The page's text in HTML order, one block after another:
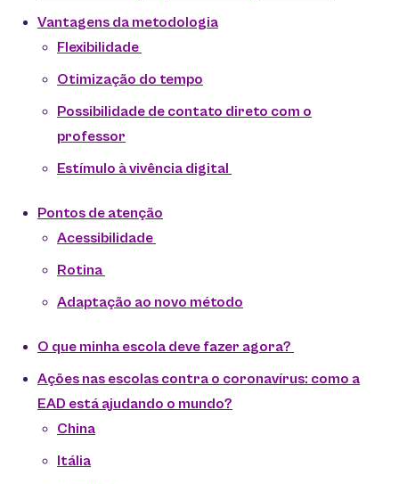
Vantagens da metodologia
Flexibilidade
Otimização do tempo
Possibilidade de contato direto com o
professor
Estímulo à vivência digital
Pontos de atenção
Acessibilidade
Rotina
Adaptação ao novo método
O que minha escola deve fazer agora?
Ações nas escolas contra o coronavírus: como a
EAD está ajudando o mundo?
China
Itália